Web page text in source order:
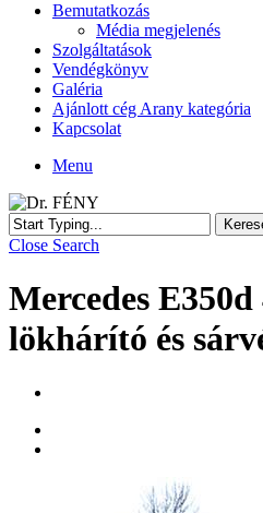
Bemutatkozás
Média megjelenés
Szolgáltatások
Vendégkönyv
Galéria
Ajánlott cég Arany kategória
Kapcsolat
Menu
Close Search
Mercedes
lökhárító és